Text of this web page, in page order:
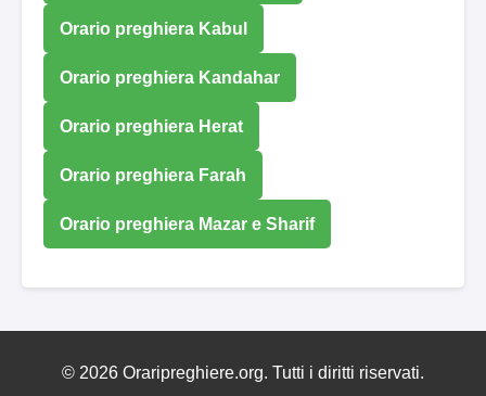
Orario preghiera Kabul
Orario preghiera Kandahar
Orario preghiera Herat
Orario preghiera Farah
Orario preghiera Mazar e Sharif
© 2026 Oraripreghiere.org. Tutti i diritti riservati.